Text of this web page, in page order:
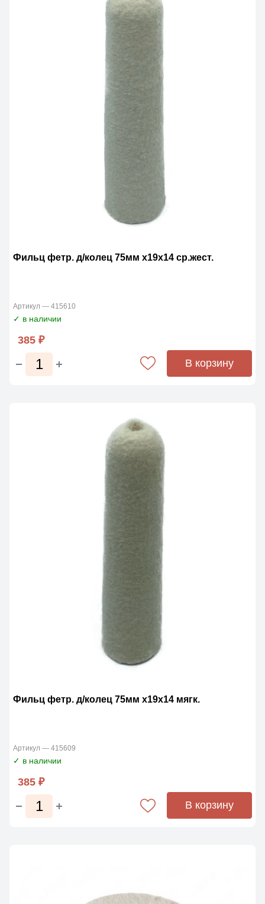
Фильц фетр. д/колец 75мм x19x14 ср.жест.
Артикул — 415610
✓ в наличии
385 ₽
В корзину
Фильц фетр. д/колец 75мм x19x14 мягк.
Артикул — 415609
✓ в наличии
385 ₽
В корзину